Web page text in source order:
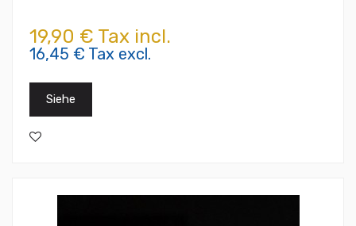
19,90 € Tax incl.
16,45 € Tax excl.
Siehe